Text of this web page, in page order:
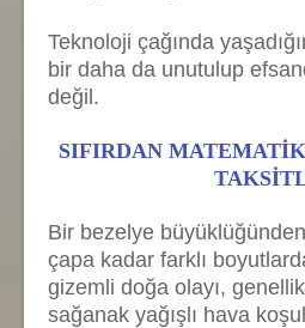
Teknoloji çağında
bir daha da unutulup
değil.
SIFIRDAN
Bir bezelye
çapa kadar farklı
gizemli doğa olayı,
sağanak yağışlı hava